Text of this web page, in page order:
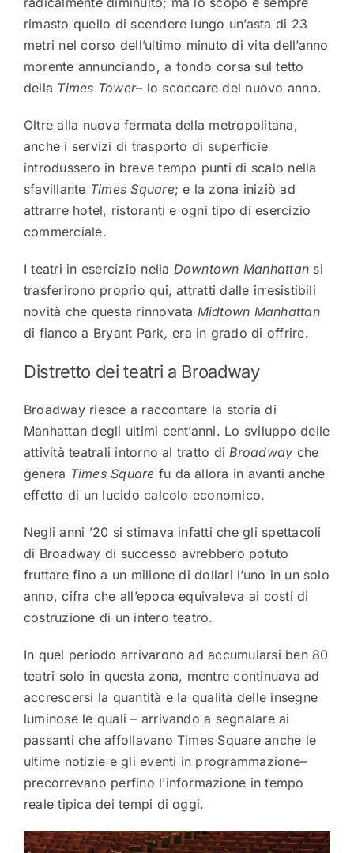
rimasto quello di scendere lungo un’asta di 23
metri nel corso dell’ultimo minuto di vita dell’anno
morente annunciando, a fondo corsa sul tetto
della Times Tower– lo scoccare del nuovo anno.
Oltre alla nuova fermata della metropolitana,
anche i servizi di trasporto di superficie
introdussero in breve tempo punti di scalo nella
sfavillante Times Square; e la zona iniziò ad
attrarre hotel, ristoranti e ogni tipo di esercizio
commerciale.
I teatri in esercizio nella Downtown Manhattan si
trasferirono proprio qui, attratti dalle irresistibili
novità che questa rinnovata Midtown Manhattan
di fianco a Bryant Park, era in grado di offrire.
Distretto dei teatri a Broadway
Broadway riesce a raccontare la storia di
Manhattan degli ultimi cent’anni. Lo sviluppo delle
attività teatrali intorno al tratto diBroadway che
genera Times Square fu da allora in avanti anche
effetto di un lucido calcolo economico.
Negli anni ’20 si stimava infatti che gli spettacoli
di Broadway di successo avrebbero potuto
fruttare fino a un milione di dollari l’uno in un solo
anno, cifra che all’epoca equivaleva ai costi di
costruzione di un intero teatro.
In quel periodo arrivarono ad accumularsi ben 80
teatri solo in questa zona, mentre continuava ad
accrescersi la quantità e la qualità delle insegne
luminose le quali – arrivando a segnalare ai
passanti che affollavano Times Square anche le
ultime notizie e gli eventi in programmazione–
precorrevano perfino l’informazione in tempo
reale tipica dei tempi di oggi.